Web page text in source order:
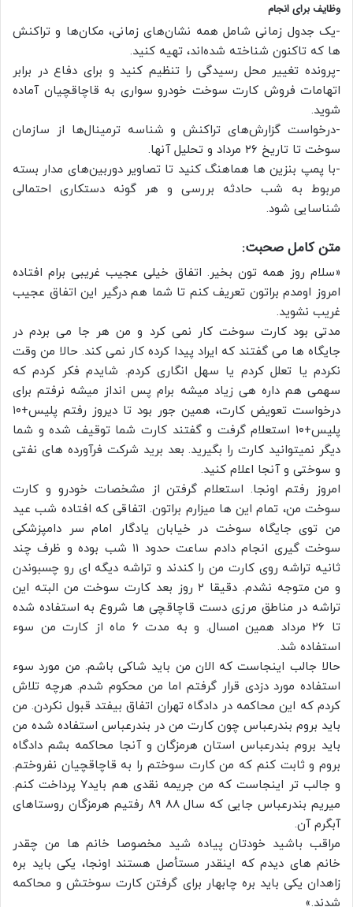
وظایف برای انجام
-یک جدول زمانی شامل همه نشان‌های زمانی، مکان‌ها و تراکنش
ها که تاکنون شناخته شده‌اند، تهیه کنید.
-پرونده تغییر محل رسیدگی را تنظیم کنید و برای دفاع در برابر
اتهامات فروش کارت سوخت خودرو سواری به قاچاقچیان آماده
شوید.
-درخواست گزارش‌های تراکنش و شناسه ترمینال‌ها از سازمان
سوخت تا تاریخ ۲۶ مرداد و تحلیل آنها.
-با پمپ بنزین ها هماهنگ کنید تا تصاویر دوربین‌های مدار بسته
مربوط به شب حادثه بررسی و هر گونه دستکاری احتمالی
شناسایی شود.
متن کامل صحبت:
«سلام روز همه تون بخیر. اتفاق خیلی عجیب غریبی برام افتاده
امروز اومدم براتون تعریف کنم تا شما هم درگیر این اتفاق عجیب
غریب نشوید.
مدتی بود کارت سوخت کار نمی کرد و من هر جا می بردم در
جایگاه ها می گفتند که ایراد پیدا کرده کار نمی کند. حالا من وقت
نکردم یا تعلل کردم یا سهل انگاری کردم. شایدم فکر کردم که
سهمی هم داره هی زیاد میشه برام پس انداز میشه نرفتم برای
درخواست تعویض کارت، همین جور بود تا دیروز رفتم پلیس+۱۰
پلیس+۱۰ استعلام گرفت و گفتند کارت شما توقیف شده و شما
دیگر نمیتوانید کارت را بگیرید. بعد برید شرکت فرآورده های نفتی
و سوختی و آنجا اعلام کنید.
امروز رفتم اونجا. استعلام گرفتن از مشخصات خودرو و کارت
سوخت من، تمام این ها میزارم براتون. اتفاقی که افتاده شب عید
من توی جایگاه سوخت در خیابان یادگار امام سر دامپزشکی
سوخت گیری انجام دادم ساعت حدود ۱۱ شب بوده و ظرف چند
ثانیه تراشه روی کارت من را کندند و تراشه دیگه ای رو چسبوندن
و من متوجه نشدم. دقیقا ۲ روز بعد کارت سوخت من البته این
تراشه در مناطق مرزی دست قاچاقچی ها شروع به استفاده شده
تا ۲۶ مرداد همین امسال. و به مدت ۶ ماه از کارت من سوء
استفاده شد.
حالا جالب اینجاست که الان من باید شاکی باشم. من مورد سوء
استفاده مورد دزدی قرار گرفتم اما من محکوم شدم. هرچه تلاش
کردم که این محاکمه در دادگاه تهران اتفاق بیفتد قبول نکردن. من
باید بروم بندرعباس چون کارت من در بندرعباس استفاده شده من
باید بروم بندرعباس استان هرمزگان و آنجا محاکمه بشم دادگاه
بروم و ثابت کنم که من کارت سوختم را به قاچاقچیان نفروختم.
و جالب تر اینجاست که من جریمه نقدی هم باید۷ پرداخت کنم.
میریم بندرعباس جایی که سال ۸۸ ۸۹ رفتیم هرمزگان روستاهای
آبگرم آن.
مراقب باشید خودتان پیاده شید مخصوصا خانم ها من چقدر
خانم های دیدم که اینقدر مستأصل هستند اونجا، یکی باید بره
زاهدان یکی باید بره چابهار برای گرفتن کارت سوختش و محاکمه
شدند.»